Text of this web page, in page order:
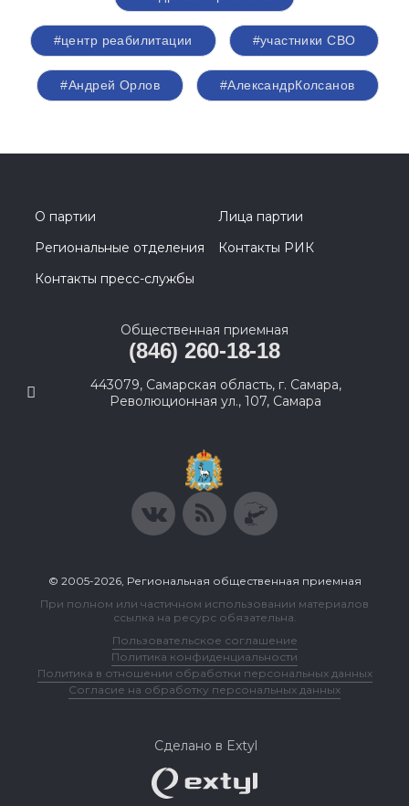
#центр реабилитации #участники СВО
#Андрей Орлов #АлександрКолсанов
О партии
Лица партии
Региональные отделения
Контакты РИК
Контакты пресс-службы
Общественная приемная
(846) 260-18-18
443079, Самарская область, г. Самара,
Революционная ул., 107, Самара
© 2005-2026, Региональная общественная приемная
При полном или частичном использовании материалов
ссылка на ресурс обязательна.
Пользовательское соглашение
Политика конфиденциальности
Политика в отношении обработки персональных данных
Согласие на обработку персональных данных
Сделано в Extyl